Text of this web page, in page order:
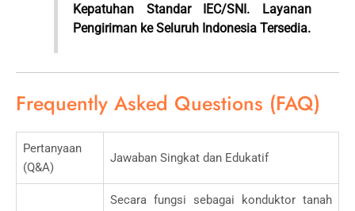
Kepatuhan Standar IEC/SNI. Layanan
Pengiriman ke Seluruh Indonesia Tersedia.
Frequently Asked Questions (FAQ)
Pertanyaan
(Q&A)
Jawaban Singkat dan Edukatif
Secara fungsi sebagai konduktor tanah